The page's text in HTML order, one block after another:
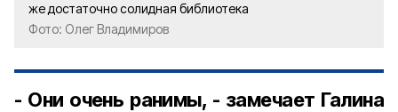
же достаточно солидная библиотека
Фото: Олег Владимиров
- Они очень ранимы, - замечает Галина